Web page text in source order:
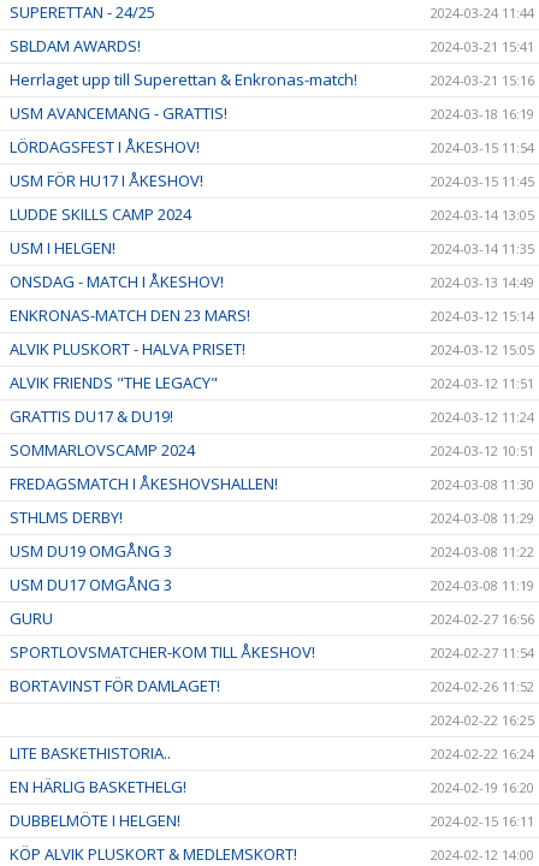
SUPERETTAN - 24/25 2024-03-24 11:44
SBLDAM AWARDS! 2024-03-21 15:41
Herrlaget upp till Superettan & Enkronas-match! 2024-03-21 15:16
USM AVANCEMANG - GRATTIS! 2024-03-18 16:19
LÖRDAGSFEST I ÅKESHOV! 2024-03-15 11:54
USM FÖR HU17 I ÅKESHOV! 2024-03-15 11:45
LUDDE SKILLS CAMP 2024 2024-03-14 13:05
USM I HELGEN! 2024-03-14 11:35
ONSDAG - MATCH I ÅKESHOV! 2024-03-13 14:49
ENKRONAS-MATCH DEN 23 MARS! 2024-03-12 15:14
ALVIK PLUSKORT - HALVA PRISET! 2024-03-12 15:05
ALVIK FRIENDS "THE LEGACY" 2024-03-12 11:51
GRATTIS DU17 & DU19! 2024-03-12 11:24
SOMMARLOVSCAMP 2024 2024-03-12 10:51
FREDAGSMATCH I ÅKESHOVSHALLEN! 2024-03-08 11:30
STHLMS DERBY! 2024-03-08 11:29
USM DU19 OMGÅNG 3 2024-03-08 11:22
USM DU17 OMGÅNG 3 2024-03-08 11:19
GURU 2024-02-27 16:56
SPORTLOVSMATCHER-KOM TILL ÅKESHOV! 2024-02-27 11:54
BORTAVINST FÖR DAMLAGET!
2024-02-26 11:52
2024-02-22 16:25
LITE BASKETHISTORIA.. 2024-02-22 16:24
EN HÄRLIG BASKETHELG! 2024-02-19 16:20
DUBBELMÖTE I HELGEN! 2024-02-15 16:11
KÖP ALVIK PLUSKORT & MEDLEMSKORT! 2024-02-12 14:00